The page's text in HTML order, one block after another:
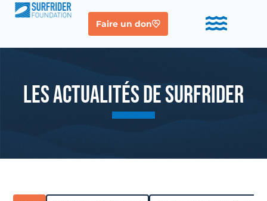
Faire un don
LES ACTUALITÉS DE SURFRIDER